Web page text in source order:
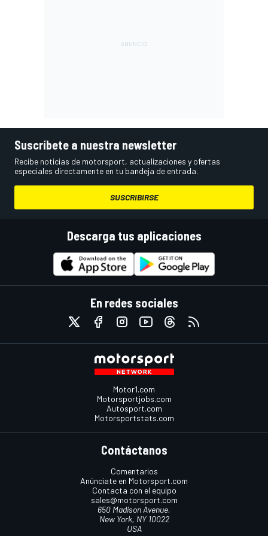
Suscríbete a nuestra newsletter
Recibe noticias de motorsport, actualizaciones y ofertas
especiales directamente en tu bandeja de entrada.
SUSCRIBIRSE
Descarga tus aplicaciones
En redes sociales
Motor1.com
Motorsportjobs.com
Autosport.com
Motorsportstats.com
Contáctanos
Comentarios
Anúnciate en Motorsport.com
Contacta con el equipo
sales@motorsport.com
650 Madison Avenue,
New York, NY 10022
USA